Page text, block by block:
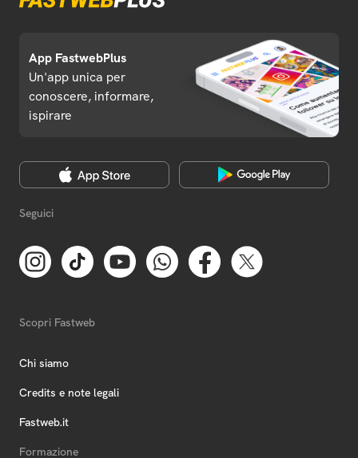
App FastwebPlus
Un'app unica per
conoscere, informare,
ispirare
Seguici
Scopri Fastweb
Chi siamo
Credits e note legali
Fastweb.it
Formazione